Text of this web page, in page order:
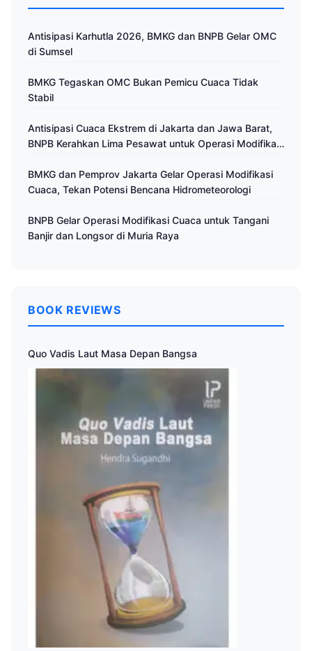
Antisipasi Karhutla 2026, BMKG dan BNPB Gelar OMC
di Sumsel
BMKG Tegaskan OMC Bukan Pemicu Cuaca Tidak
Stabil
Antisipasi Cuaca Ekstrem di Jakarta dan Jawa Barat,
BNPB Kerahkan Lima Pesawat untuk Operasi Modifikasi
BMKG dan Pemprov Jakarta Gelar Operasi Modifikasi
Cuaca, Tekan Potensi Bencana Hidrometeorologi
BNPB Gelar Operasi Modifikasi Cuaca untuk Tangani
Banjir dan Longsor di Muria Raya
BOOK REVIEWS
Quo Vadis Laut Masa Depan Bangsa